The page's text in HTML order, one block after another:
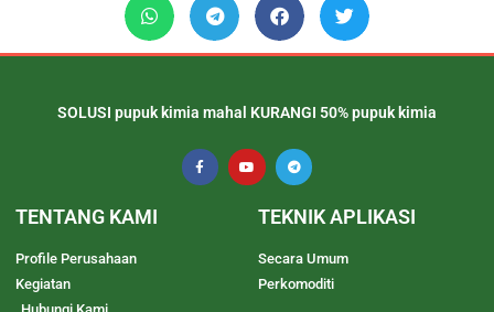
SOLUSI pupuk kimia mahal KURANGI 50% pupuk kimia
TENTANG KAMI
Profile Perusahaan
Kegiatan
TEKNIK APLIKASI
Secara Umum
Perkomoditi